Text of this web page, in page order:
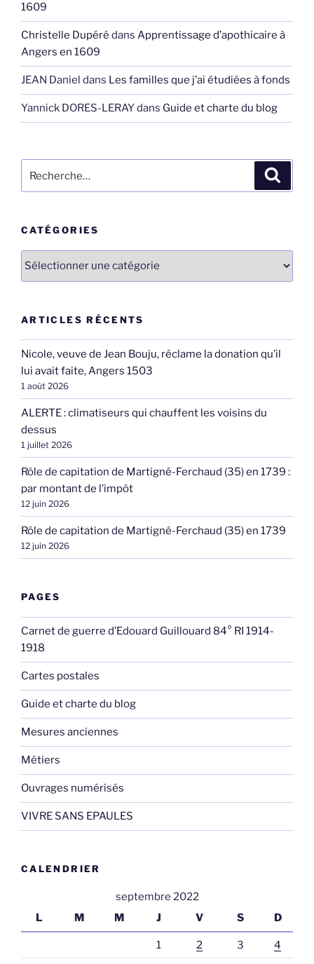
1609
Christelle Dupéré dans Apprentissage d’apothicaire à
Angers en 1609
JEAN Daniel dans Les familles que j’ai étudiées à fonds
Yannick DORES-LERAYdans Guide et charte du blog
pour
CATÉGORIES
Catégories
ARTICLES RÉCENTS
Nicole, veuve de Jean Bouju, réclame la donation qu’il
lui avait faite, Angers 1503
1 août 2026
ALERTE : climatiseurs qui chauffent les voisins du
dessus
1 juillet 2026
Rôle de capitation de Martigné-Ferchaud (35) en 1739 :
par montant de l’impôt
12 juin 2026
Rôle de capitation de Martigné-Ferchaud (35) en 1739
12 juin 2026
PAGES
Carnet de guerre d’Edouard Guillouard 84° RI 1914-
1918
Cartes postales
Guide et charte du blog
Mesures anciennes
Métiers
Ouvrages numérisés
VIVRE SANS EPAULES
CALENDRIER
septembre 2022
L
M M J V S D
1 2 3 4